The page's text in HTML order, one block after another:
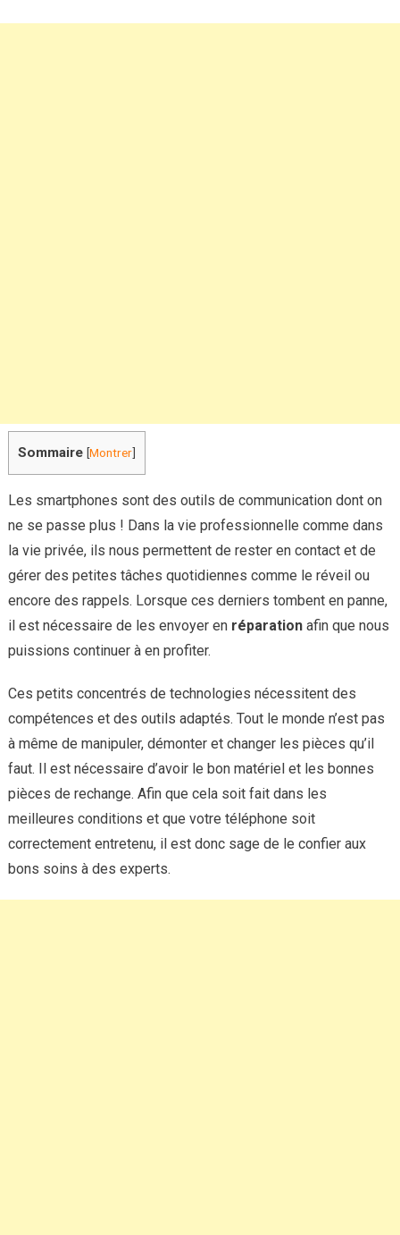
Sommaire [Montrer]
Les smartphones sont des outils de communication dont on
ne se passe plus ! Dans la vie professionnelle comme dans
la vie privée, ils nous permettent de rester en contact et de
gérer des petites tâches quotidiennes comme le réveil ou
encore des rappels. Lorsque ces derniers tombent en panne,
il est nécessaire de les envoyer en réparationafin que nous
puissions continuer à en profiter.
Ces petits concentrés de technologies nécessitent des
compétences et des outils adaptés. Tout le monde n’est pas
à même de manipuler, démonter et changer les pièces qu’il
faut. Il est nécessaire d’avoir le bon matériel et les bonnes
pièces de rechange. Afin que cela soit fait dans les
meilleures conditions et que votre téléphone soit
correctement entretenu, il est donc sage de le confier aux
bons soins à des experts.